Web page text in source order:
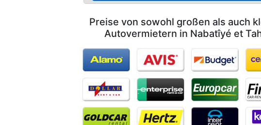
Preise von sowohl großen als auch
Autovermietern in Nabatîyé et